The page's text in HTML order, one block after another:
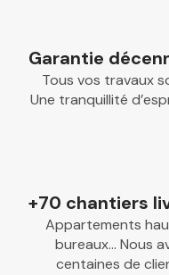
Garantie
Tous vos travaux
Une tranquillité
+70 chantiers
Appartements
bureaux… Nous
centaines de